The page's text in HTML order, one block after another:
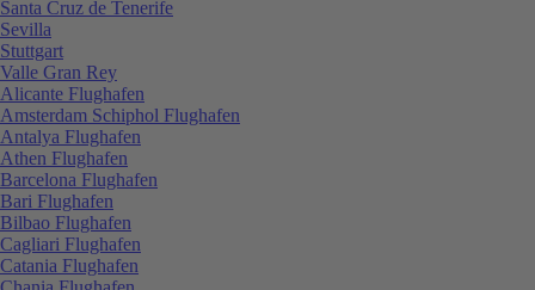
Santa Cruz de Tenerife
Sevilla
Stuttgart
Valle Gran Rey
Alicante Flughafen
Amsterdam Schiphol Flughafen
Antalya Flughafen
Athen Flughafen
Barcelona Flughafen
Bari Flughafen
Bilbao Flughafen
Cagliari Flughafen
Catania Flughafen